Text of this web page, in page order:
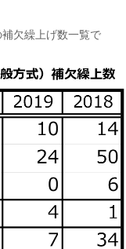
欠繰上げ数一覧で